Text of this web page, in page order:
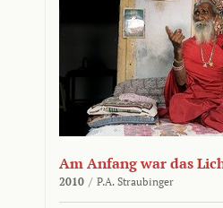
Am Anfang war das
2010 / P.A. Straubinger